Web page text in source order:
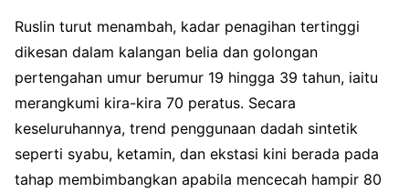
Ruslin turut menambah, kadar penagihan tertinggi
dikesan dalam kalangan belia dan golongan
pertengahan umur berumur 19 hingga 39 tahun, iaitu
merangkumi kira-kira 70 peratus. Secara
keseluruhannya, trend penggunaan dadah sintetik
seperti syabu, ketamin, dan ekstasi kini berada pada
tahap membimbangkan apabila mencecah hampir 80